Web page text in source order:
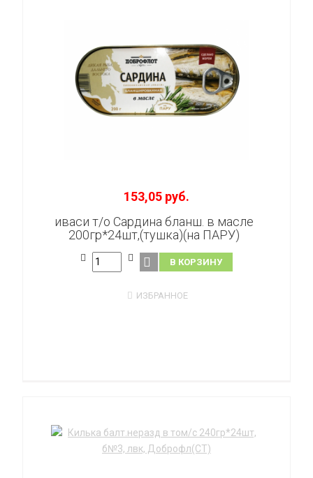
153,05 руб.
иваси т/о Сардина бланш. в масле
200гр*24шт,(тушка)(на ПАРУ)
В КОРЗИНУ
ИЗБРАННОЕ